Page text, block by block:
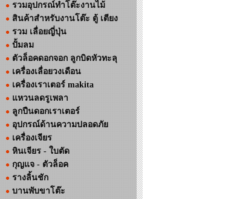
รวมอุปกรณ์ทำโต๊ะงานไม้
สินค้าสำหรับงานโต๊ะ ตู้ เตียง
รวม เลื่อยญี่ปุ่น
ปั้มลม
ตัวล็อคดอกจอก ลูกบิดหัวทะลุ
เครื่องเลื่อยวงเดือน
เครื่องเราเตอร์ makita
แหวนลดรูเพลา
ลูกปืนดอกเราเตอร์
อุปกรณ์ด้านความปลอดภัย
เครื่องเจียร
หินเจียร - ใบตัด
กุญแจ - ตัวล็อค
รางลิ้นชัก
บานพับขาโต๊ะ